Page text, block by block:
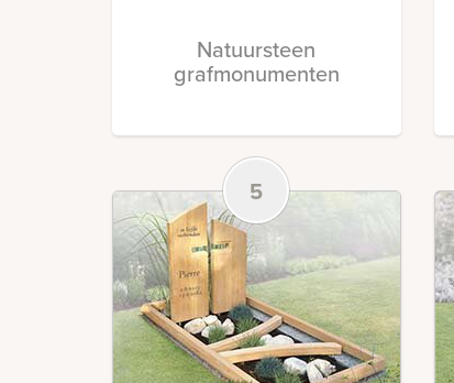
Natuursteen
grafmonumenten
5